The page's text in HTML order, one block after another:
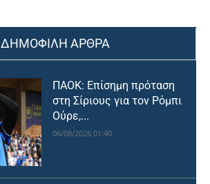
ΔΗΜΟΦΙΛΗ ΑΡΘΡΑ
ΠΑΟΚ: Επίσημη πρόταση
στη Σίριους για τον Ρόμπι
Ούρε,...
06/08/2026 01:40